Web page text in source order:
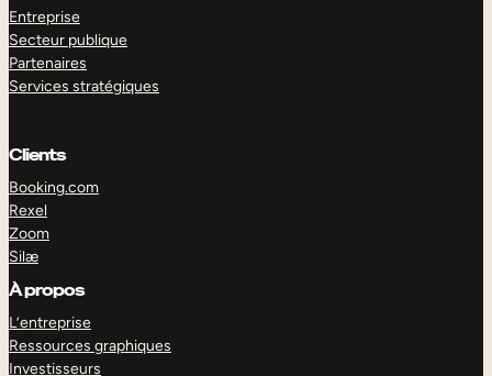
Entreprise
Secteur publique
Partenaires
Services stratégiques
Clients
Booking.com
Rexel
Zoom
Silæ
À propos
L’entreprise
Ressources graphiques
Investisseurs